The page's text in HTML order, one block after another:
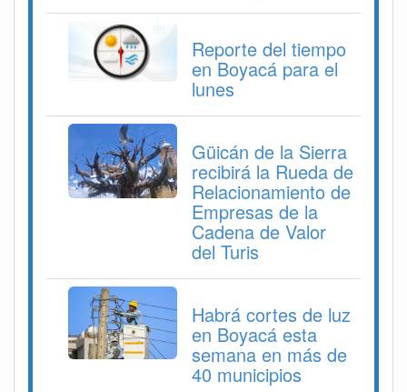
Reporte del tiempo
en Boyacá para el
lunes
Güicán de la Sierra
recibirá la Rueda de
Relacionamiento de
Empresas de la
Cadena de Valor
del Turis
Habrá cortes de luz
en Boyacá esta
semana en más de
40 municipios